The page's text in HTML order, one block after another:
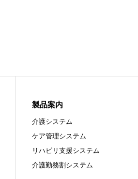
製品案内
介護システム
ケア管理システム
リハビリ支援システム
介護勤務割システム